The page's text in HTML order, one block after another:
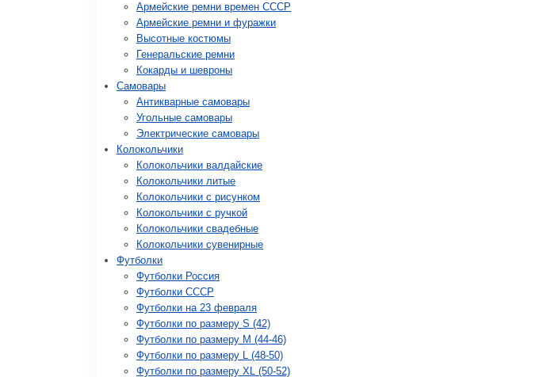
Армейские ремни времен СССР
Армейские ремни и фуражки
Высотные костюмы
Генеральские ремни
Кокарды и шевроны
Cамовары
Антикварные самовары
Угольные самовары
Электрические самовары
Колокольчики
Колокольчики валдайские
Колокольчики литые
Колокольчики с рисунком
Колокольчики с ручкой
Колокольчики свадебные
Колокольчики сувенирные
Футболки
Футболки Россия
Футболки СССР
Футболки на 23 февраля
Футболки по размеру S (42)
Футболки по размеру М (44-46)
Футболки по размеру L (48-50)
Футболки по размеру XL (50-52)